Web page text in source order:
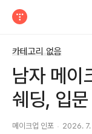
카테고리 없음
남자 메이
쉐딩, 입
메이크업 인포 2026.